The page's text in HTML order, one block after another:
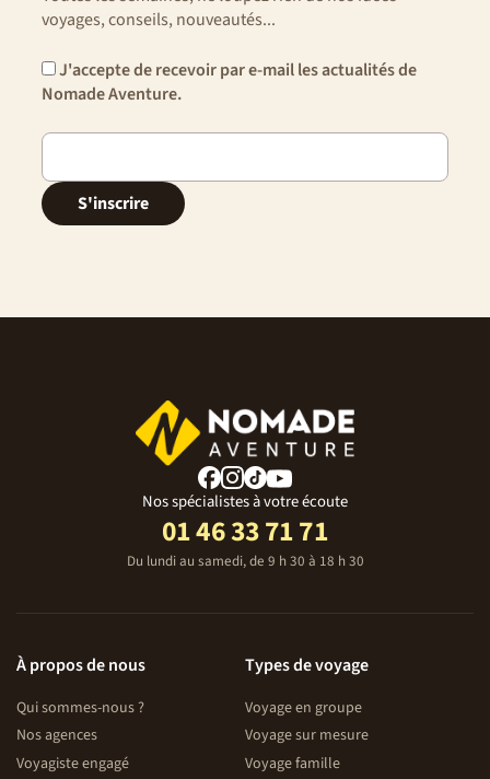
toujours possibles, dans ces moments adoptez la
voyages, conseils, nouveautés...
J'accepte de recevoir par e-mail les actualités de
Nomade Aventure.
S'inscrire
Nos spécialistes à votre écoute
01 46 33 71 71
Du lundi au samedi, de 9 h 30 à 18 h 30
À propos de nous
Qui sommes-nous ?
Nos agences
Voyagiste engagé
Types de voyage
Voyage en groupe
Voyage sur mesure
Voyage famille